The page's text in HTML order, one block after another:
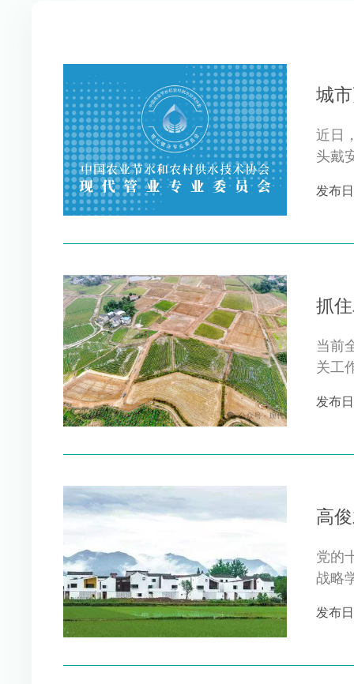
城
近日
头戴
发布
抓
当前
关工
发布
高
党的
战略
发布